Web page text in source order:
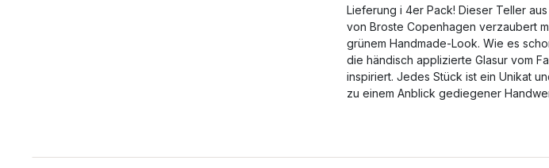
Lieferung i 4er Pack! Dieser Teller
von Broste Copenhagen verzaubert
grünem Handmade-Look. Wie es
die händisch applizierte Glasur vom
inspiriert. Jedes Stück ist ein Unikat
zu einem Anblick gediegener